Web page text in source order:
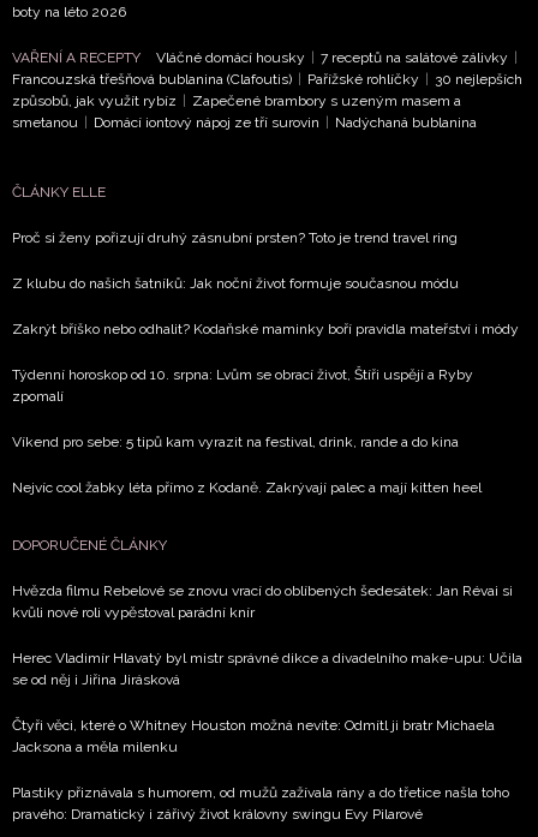
boty na léto 2026
VAŘENÍ A RECEPTY Vláčné domácí housky | 7 receptů na salátové zálivky |
Francouzská třešňová bublanina (Clafoutis) | Pařížské rohlíčky | 30 nejlepších
způsobů, jak využít rybíz | Zapečené brambory s uzeným masem a
smetanou | Domácí iontový nápoj ze tří surovin | Nadýchaná bublanina
ČLÁNKY ELLE
Proč si ženy pořizují druhý zásnubní prsten? Toto je trend travel ring
Z klubu do našich šatníků: Jak noční život formuje současnou módu
Zakrýt bříško nebo odhalit? Kodaňské maminky boří pravidla mateřství i módy
Týdenní horoskop od 10. srpna: Lvům se obrací život, Štíři uspějí a Ryby
zpomalí
Víkend pro sebe: 5 tipů kam vyrazit na festival, drink, rande a do kina
Nejvíc cool žabky léta přímo z Kodaně. Zakrývají palec a mají kitten heel
DOPORUČENÉ ČLÁNKY
Hvězda filmu Rebelové se znovu vrací do oblíbených šedesátek: Jan Révai si
kvůli nové roli vypěstoval parádní knír
Herec Vladimír Hlavatý byl mistr správné dikce a divadelního make-upu: Učila
se od něj i Jiřina Jirásková
Čtyři věci, které o Whitney Houston možná nevíte: Odmítl ji bratr Michaela
Jacksona a měla milenku
Plastiky přiznávala s humorem, od mužů zažívala rány a do třetice našla toho
pravého: Dramatický i zářivý život královny swingu Evy Pilarové